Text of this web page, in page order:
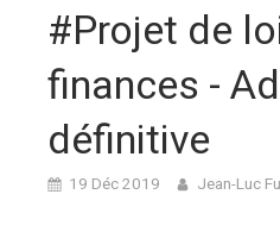
#Projet de
finances -
définitive
19 Déc 2019 Jean-Luc